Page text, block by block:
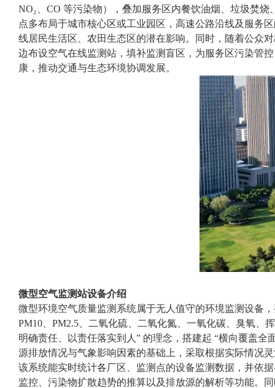
NO₂、CO 等污染物），叠加服务区内餐饮油烟、垃圾焚
点多布局于城市核心区或工业园区，高速公路沿线及服务
线居民生活区、农田生态区的潜在影响。同时，随着公众
边布设空气在线监测站，填补监测盲区，为服务区污染管
康，推动交通与生态环境协调发展。
微型空气监测站设备介绍
微型环境空气质量监测系统属于无人值守的环境监测设备
PM10、PM2.5、二氧化硫、二氧化氮、一氧化碳、臭氧、
明确责任、以责任落实到人” 的理念，搭建起 “横向覆盖
源排放情况与气象影响因素的基础上，采取根据实际情况
该系统能实时统计各厂区、监测点的设备监测数据，并依
监控、污染物扩散趋势的推算以及排放源的解析等功能。